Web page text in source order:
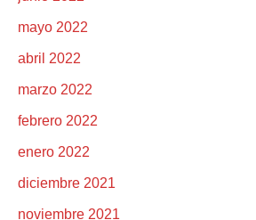
mayo 2022
abril 2022
marzo 2022
febrero 2022
enero 2022
diciembre 2021
noviembre 2021